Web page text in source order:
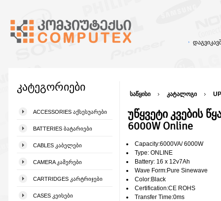
კატეგორიები
ACCESSORIES ᲐᲥᲡᲔᲡᲣᲐᲠᲔᲑᲘ
BATTERIES ᲑᲐᲢᲐᲠᲘᲔᲑᲘ
CABLES ᲙᲐᲑᲔᲚᲔᲑᲘ
CAMERA ᲙᲐᲛᲔᲠᲔᲑᲘ
CARTRIDGES ᲙᲐᲠᲢᲠᲘᲯᲔᲑᲘ
CASES ᲙᲔᲘᲡᲔᲑᲘ
საწყისი კატალოგი
უწყვეტი კვების
6000W Online
Capacity:6000VA/ 6000W
Type: ONLINE
Battery: 16 x 12v7Ah
Wave Form:Pure Sinewave
Color:Black
Certification:CE ROHS
Transfer Time:0ms